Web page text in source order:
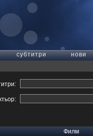
субтитри нови
Филм